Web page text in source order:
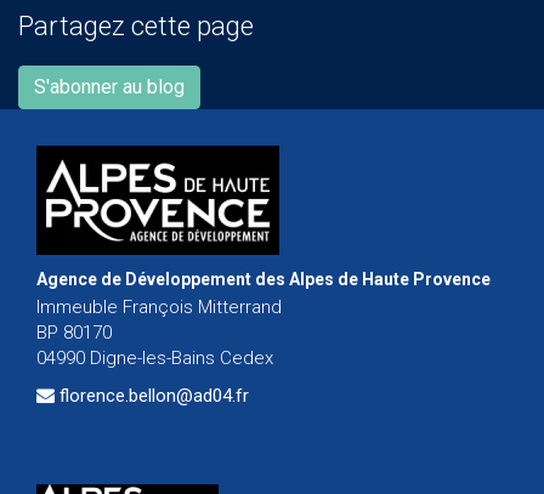
Partagez cette page
S'abonner au blog
Agence de Développement des Alpes de Haute Provence
Immeuble François Mitterrand
BP 80170
04990 Digne-les-Bains Cedex
florence.bellon@ad04.fr